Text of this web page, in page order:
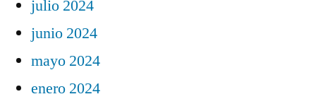
julio 2024
junio 2024
mayo 2024
enero 2024